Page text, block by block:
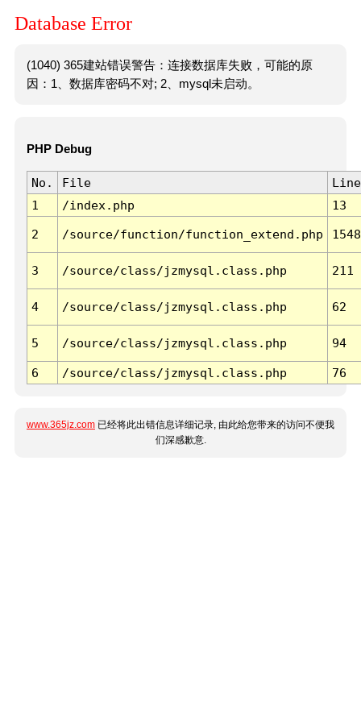
Database Error
(1040) 365建站错误警告：连接数据库失败，可能的原
因：1、数据库密码不对; 2、mysql未启动。
PHP Debug
No. File
Line
1
/index.php 13
2 /source/function/function_extend.php 1548
3 /source/class/jzmysql.class.php 211
4 /source/class/jzmysql.class.php 62
5 /source/class/jzmysql.class.php 94
6 /source/class/jzmysql.class.php 76
www.365jz.com 已经将此出错信息详细记录, 由此给您带来的访问不便我
们深感歉意.